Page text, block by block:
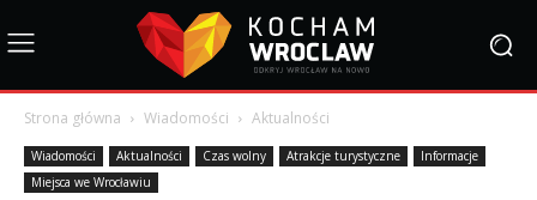
Strona główna Wiadomości Aktualności
Wiadomości Aktualności Czas wolny Atrakcje turystyczne
Informacje
Miejsca we Wrocławiu